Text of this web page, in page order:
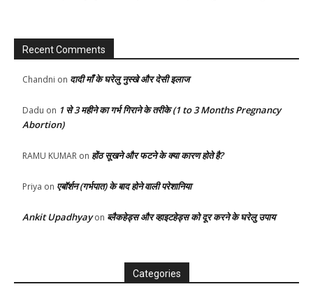
Recent Comments
Chandni on दादी माँ के घरेलु नुस्खे और देसी इलाज
Dadu on 1 से 3 महीने का गर्भ गिराने के तरीके (1 to 3 Months Pregnancy
Abortion)
RAMU KUMAR on होंठ सूखने और फटने के क्या कारण होते है?
Priya on एबॉर्शन (गर्भपात) के बाद होने वाली परेशानिया
Ankit Upadhyayon ब्लैकहेड्स और व्हाइटहेड्स को दूर करने के घरेलु उपाय
Categories